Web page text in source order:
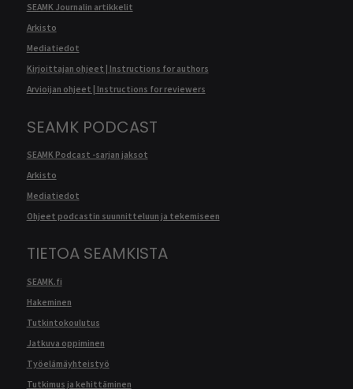
SEAMK Journalin artikkelit
Arkisto
Mediatiedot
Kirjoittajan ohjeet | Instructions for authors
Arvioijan ohjeet | Instructions for reviewers
SEAMK PODCAST
SEAMK Podcast -sarjan jaksot
Arkisto
Mediatiedot
Ohjeet podcastin suunnitteluun ja tekemiseen
TIETOA SEAMKISTA
SEAMK.fi
Hakeminen
Tutkintokoulutus
Jatkuva oppiminen
Työelämäyhteistyö
Tutkimus ja kehittäminen